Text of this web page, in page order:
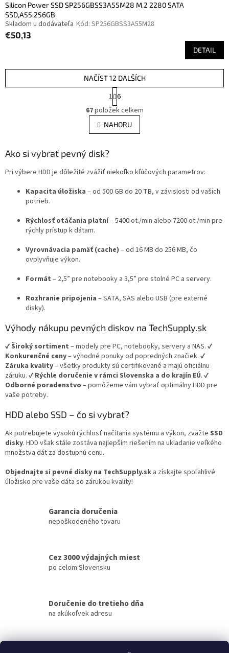
Silicon Power SSD SP256GBSS3A55M28 M.2 2280 SATA
SSD,A55,256GB
Skladom u dodávateľa Kód: SP256GBSS3A55M28
€50,13
DETAIL
O
v
l
á
í
r
y
p
u
NAČÍST 12 DALŠÍCH
t
r
á
n
k
n
1 6
67položek celkem
NAHORU
Ako si vybrať pevný disk?
Pri výbere HDD je dôležité zvážiť niekoľko kľúčových parametrov:
Kapacita úložiska – od 500 GB do 20 TB, v závislosti od vašich
potrieb.
Rýchlosť otáčania platní– 5400 ot./min alebo 7200 ot./min pre
rýchly prístup k dátam.
Vyrovnávacia pamäť (cache) – od 16 MB do 256 MB, čo
ovplyvňuje výkon.
Formát – 2,5” pre notebooky a 3,5” pre stolné PC a servery.
Rozhranie pripojenia – SATA, SAS alebo USB (pre externé
disky).
Výhody nákupu pevných diskov na TechSupply.sk
✔Široký sortiment – modely pre PC, notebooky, servery a NAS. ✔
Konkurenčné ceny– výhodné ponuky od popredných značiek. ✔
Záruka kvality– všetky produkty sú certifikované a majú oficiálnu
záruku. ✔ Rýchle doručenie v rámci Slovenska a do krajín EÚ. ✔
Odborné poradenstvo – pomôžeme vám vybrať optimálny HDD pre
vaše potreby.
HDD alebo SSD – čo si vybrať?
Ak potrebujete vysokú rýchlosť načítania systému a výkon, zvážte SSD
disky. HDD však stále zostáva najlepším riešením na ukladanie veľkého
množstva dát za dostupnú cenu.
Objednajte si pevné disky na TechSupply.sk a získajte spoľahlivé
úložisko pre vaše dáta so zárukou kvality!
Garancia doručenia
nepoškodeného tovaru
Cez 3000 výdajných miest
po celom Slovensku
Doručenie do tretieho dňa
na akúkoľvek adresu
Z